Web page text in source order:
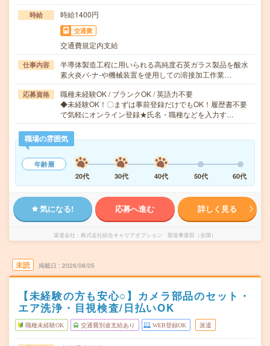
時給 時給1400円
交通費
交通費規定内支給
仕事内容
半導体製造工程に用いられる高純度石英ガラス製品を酸水
素火炎バ-ナ-や機械装置を使用しての溶接加工作業…
応募資格
職種未経験OK / ブランクOK / 英語力不要
◆未経験OK！〇まずは事前登録だけでもOK！履歴書不要
で気軽にオンライン登録★氏名・職種などを入力す…
職場の雰囲気
年齢層
20代
30代 40代 50代 60代
気になる! 応募へ進む 詳しく見る
派遣会社 株式会社綜合キャリアオプション 製造事業部（全国）
未読 掲載日 2026/08/05
【未経験の方も安心○】カメラ部品のセット・
エア洗浄・目視検査/日払いOK
職種未経験OK 交通費別途支給あり WEB登録OK 派遣